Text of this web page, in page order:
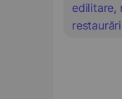
edilitare,